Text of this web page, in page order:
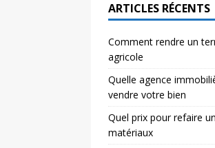
ARTICLES RÉCENTS
Comment rendre un
agricole
Quelle agence
vendre votre bien
Quel prix pour refaire
matériaux